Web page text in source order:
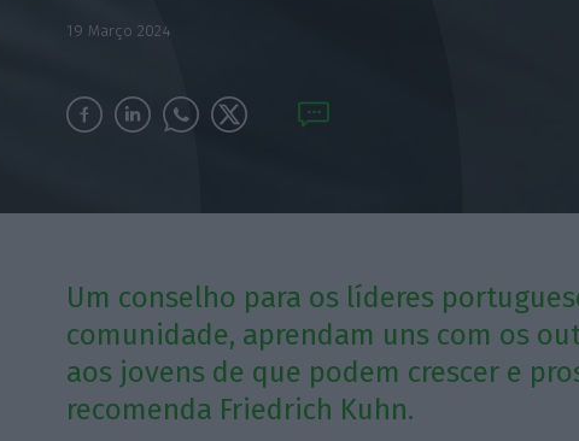
19 Março 2024
Um conselho para os líderes
comunidade, aprendam uns com os
aos jovens de que podem crescer e
recomenda Friedrich Kuhn.